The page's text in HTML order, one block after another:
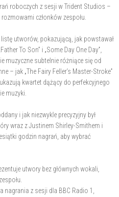
roboczych z sesji w Trident Studios –
członków zespołu.
utworów, pokazującą, jak powstawał
To Son” i „Some Day One Day”,
muzyczne subtelnie różniące się od
– jak „The Fairy Feller’s Master-Stroke”
kwartet dążący do perfekcyjnego
muzyki.
i jak niezwykle precyzyjny był
wraz z Justinem Shirley-Smithem i
godzin nagrań, aby wybrać
utwory bez głównych wokali,
nagrania z sesji dla BBC Radio 1,